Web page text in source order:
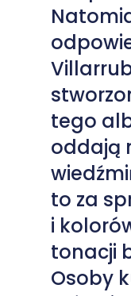
tego
oddają
to za
i
tonacji
Osoby